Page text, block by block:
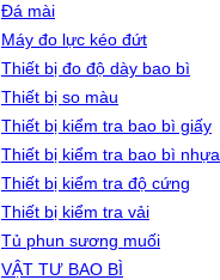
Đá mài
Máy đo lực kéo đứt
Thiết bị đo độ dày bao bì
Thiết bị so màu
Thiết bị kiểm tra bao bì giấy
Thiết bị kiểm tra bao bì nhựa
Thiết bị kiểm tra độ cứng
Thiết bị kiểm tra vải
Tủ phun sương muối
VẬT TƯ BAO BÌ